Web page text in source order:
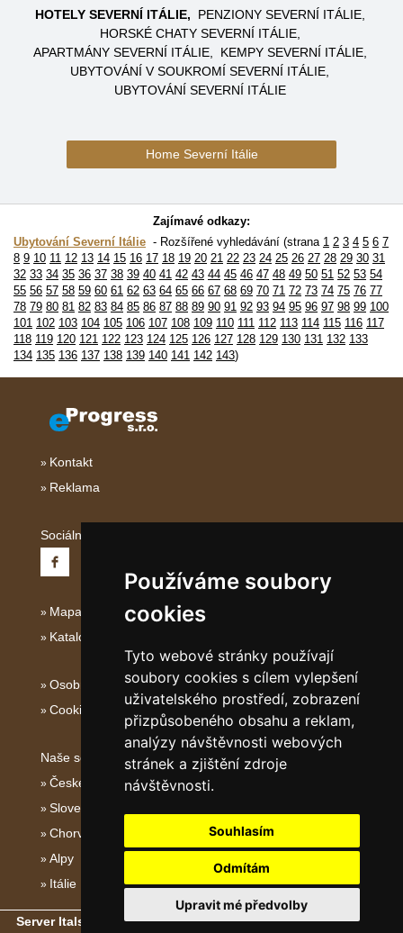
Používáme soubory
cookies
Tyto webové stránky používají
soubory cookies s cílem vylepšení
uživatelského prostředí, zobrazení
přizpůsobeného obsahu a reklam,
analýzy návštěvnosti webových
stránek a zjištění zdroje
návštěvnosti.
Souhlasím
Odmítám
Upravit mé předvolby
HOTELY SEVERNÍ ITÁLIE
PENZIONY SEVERNÍ ITÁLIE
HORSKÉ CHATY SEVERNÍ ITÁLIE
APARTMÁNY SEVERNÍ ITÁLIE
KEMPY SEVERNÍ ITÁLIE
UBYTOVÁNÍ V SOUKROMÍ SEVERNÍ ITÁLIE
UBYTOVÁNÍ SEVERNÍ ITÁLIE
Home Severní Itálie
Zajímavé odkazy:
Ubytování Severní Itálie
Rozšířené vyhledávání (strana 1 2 3 4 5 6 7
8 9 10 11 12 13 14 15 16 17 18 19 20 21 22 23 24 25 26 27 28 29 30 31
32 33 34 35 36 37 38 39 40 41 42 43 44 45 46 47 48 49 50 51 52 53 54
55 56 57 58 59 60 61 62 63 64 65 66 67 68 69 70 71 72 73 74 75 76 77
78 79 80 81 82 83 84 85 86 87 88 89 90 91 92 93 94 95 96 97 98 99 100
101 102 103 104 105 106 107 108 109 110 111 112 113 114 115 116 117
118 119 120 121 122 123 124 125 126 127 128 129 130 131 132 133
134 135 136 137 138 139 140 141 142 143)
Kontakt
Reklama
Sociální sítě:
Mapa serveru Severní Itálie
Katalog ubytování
Osobní údaje
Cookies
Naše servery:
České hory
Slovenské hory
Chorvatsko
Alpy
Itálie
Server Italské hory, ostrovy a pobřeží- Copyright © 2011-2026